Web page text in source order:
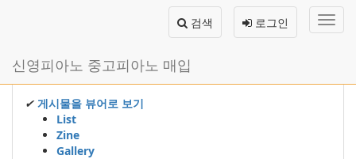
바
기
로그인
검색
신영피아노 중고피아노 매입
✔ 게시물을 뷰어로 보기
List
Zine
Gallery